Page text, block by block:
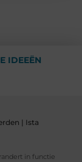
IDEEËN
| Ista
in functie